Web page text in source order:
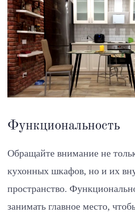
Функциональность
Обращайте внимание не
кухонных шкафов, но и их
пространство.
занимать главное место,